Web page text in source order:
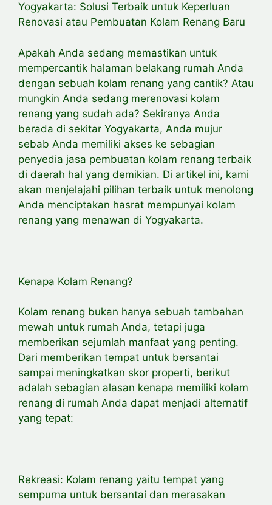
Yogyakarta: Solusi Terbaik untuk Keperluan
Renovasi atau Pembuatan Kolam Renang Baru
Apakah Anda sedang memastikan untuk
mempercantik halaman belakang rumah Anda
dengan sebuah kolam renang yang cantik? Atau
mungkin Anda sedang merenovasi kolam
renang yang sudah ada? Sekiranya Anda
berada di sekitar Yogyakarta, Anda mujur
sebab Anda memiliki akses ke sebagian
penyedia jasa pembuatan kolam renang terbaik
di daerah hal yang demikian. Di artikel ini, kami
akan menjelajahi pilihan terbaik untuk menolong
Anda menciptakan hasrat mempunyai kolam
renang yang menawan di Yogyakarta.
Kenapa Kolam Renang?
Kolam renang bukan hanya sebuah tambahan
mewah untuk rumah Anda, tetapi juga
memberikan sejumlah manfaat yang penting.
Dari memberikan tempat untuk bersantai
sampai meningkatkan skor properti, berikut
adalah sebagian alasan kenapa memiliki kolam
renang di rumah Anda dapat menjadi alternatif
yang tepat:
Rekreasi: Kolam renang yaitu tempat yang
sempurna untuk bersantai dan merasakan